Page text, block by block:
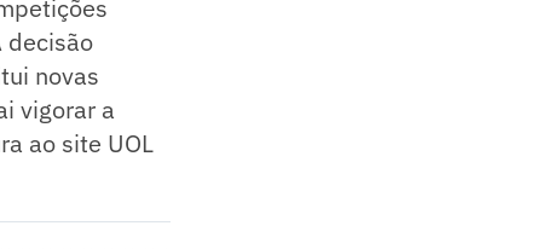
decisão
novas
vigorar a
ao site UOL